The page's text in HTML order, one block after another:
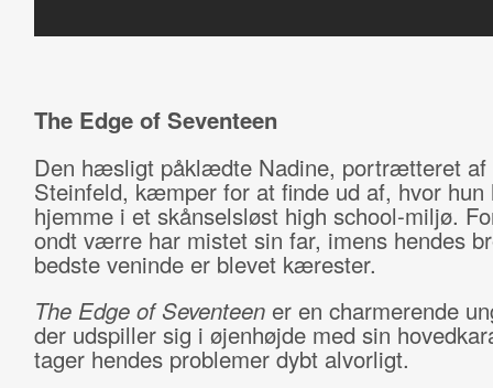
The Edge of Seventeen
Den hæsligt påklædte Nadine, portrætteret af
Steinfeld, kæmper for at finde ud af, hvor hun
hjemme i et skånselsløst high school-miljø.
ondt værre har mistet sin far, imens hendes
bedste veninde er blevet kærester.
The Edge of Seventeener en charmerende
der udspiller sig i øjenhøjde med sin
tager hendes problemer dybt alvorligt.